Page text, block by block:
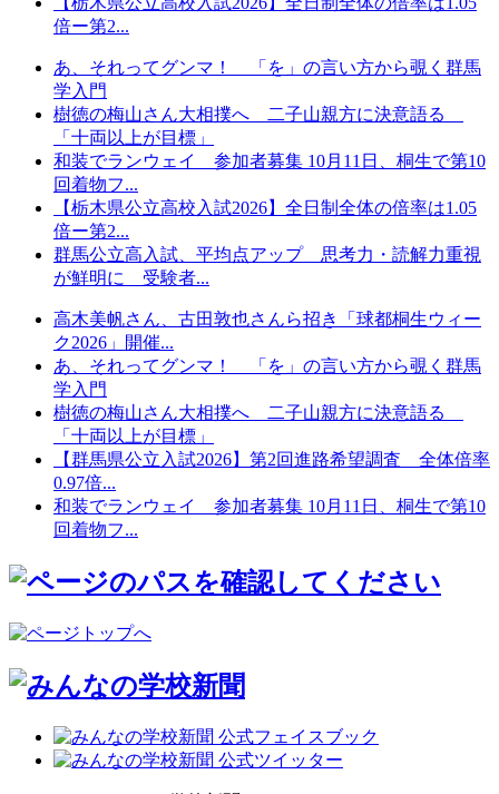
倍ー第2...
あ、それってグンマ！ 「を」の言い方から覗く群馬
学入門
樹徳の梅山さん大相撲へ 二子山親方に決意語る
「十両以上が目標」
和装でランウェイ 参加者募集 10月11日、桐生で第10
回着物フ...
【栃木県公立高校入試2026】全日制全体の倍率は1.05
倍ー第2...
群馬公立高入試、平均点アップ 思考力・読解力重視
が鮮明に 受験者...
高木美帆さん、古田敦也さんら招き「球都桐生ウィー
ク2026」開催...
あ、それってグンマ！ 「を」の言い方から覗く群馬
学入門
樹徳の梅山さん大相撲へ 二子山親方に決意語る
「十両以上が目標」
【群馬県公立入試2026】第2回進路希望調査 全体倍率
0.97倍...
和装でランウェイ 参加者募集 10月11日、桐生で第10
回着物フ...